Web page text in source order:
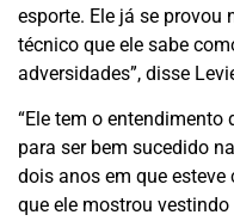
esporte. Ele já se provou
técnico que ele sabe
adversidades”, disse
“Ele tem o entendimento
para ser bem sucedido
dois anos em que
que ele mostrou